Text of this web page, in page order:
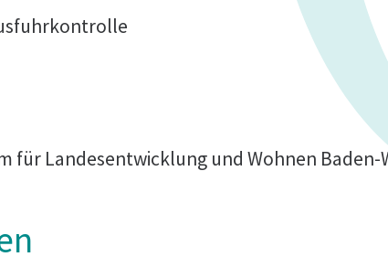
für Landesentwicklung und Wohnen